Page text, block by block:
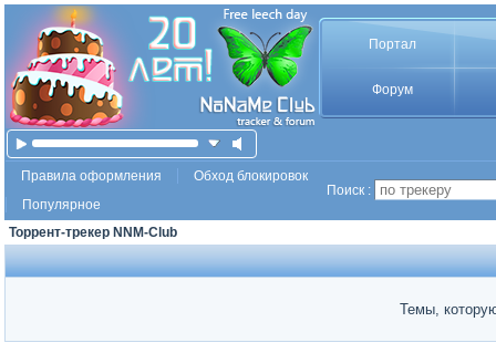
Портал
Форум
Правила оформления
Обход блокировок
Популярное
Поиск :
Торрент-трекер NNM-Club
Темы,